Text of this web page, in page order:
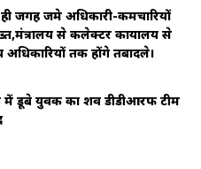
जगह जमे अधिकारी-कर्मचारियों
से कलेक्टर कार्यालय से
अधिकारियों तक होंगे तबादले।
में डूबे युवक का शव डीडीआरफ टीम